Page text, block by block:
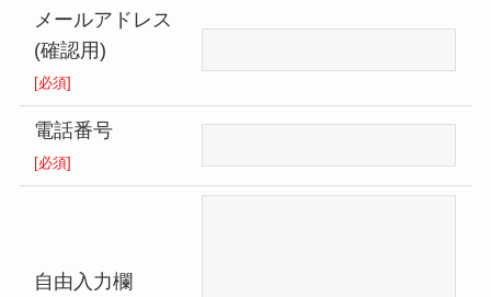
メールアドレス
(確認用)
[必須]
電話番号
[必須]
自由入力欄